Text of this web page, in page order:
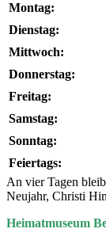
Montag:
Dienstag:
Mittwoch:
Donnerstag:
Freitag:
Samstag:
Sonntag:
Feiertags:
An vier Tagen
Neujahr, Christi
Heimatmuseum